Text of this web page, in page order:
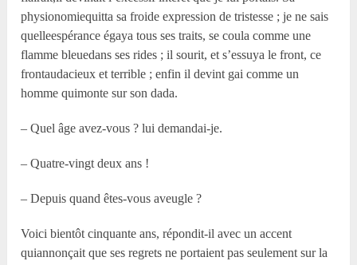
physionomiequitta sa froide expression de tristesse ; je ne sais
quelleespérance égaya tous ses traits, se coula comme une
flamme bleuedans ses rides ; il sourit, et s’essuya le front, ce
frontaudacieux et terrible ; enfin il devint gai comme un
homme quimonte sur son dada.
– Quel âge avez-vous ? lui demandai-je.
– Quatre-vingt deux ans !
– Depuis quand êtes-vous aveugle ?
Voici bientôt cinquante ans, répondit-il avec un accent
quiannonçait que ses regrets ne portaient pas seulement sur la